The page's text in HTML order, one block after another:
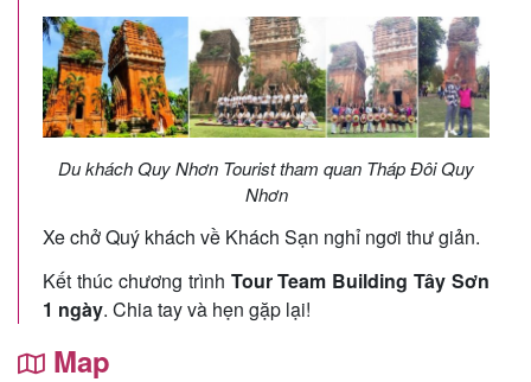
Du khách Quy Nhơn Tourist tham quan Tháp Đôi Quy
Nhơn
Xe chở Quý khách về Khách Sạn nghỉ ngơi thư giản.
Kết thúc chương trình Tour Team Building Tây Sơn
1 ngày. Chia tay và hẹn gặp lại!
Map